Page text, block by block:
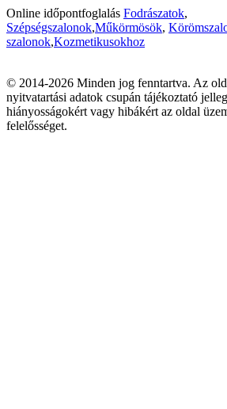
Online időpontfoglalás Fodrászatok,
Szépségszalonok,Műkörmösök,
szalonok,Kozmetikusokhoz
© 2014-2026 Minden jog fenntartva. Az
nyitvatartási adatok csupán tájékoztató
hiányosságokért vagy hibákért az oldal
felelősséget.